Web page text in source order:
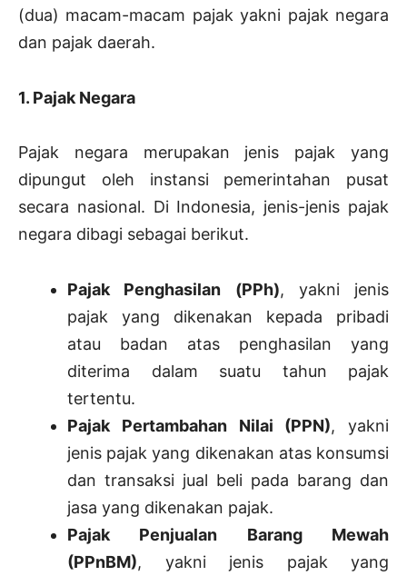
(dua) macam-macam pajak yakni pajak negara
dan pajak daerah.
1. Pajak Negara
Pajak negara merupakan jenis pajak yang
dipungut oleh instansi pemerintahan pusat
secara nasional. Di Indonesia, jenis-jenis pajak
negara dibagi sebagai berikut.
Pajak Penghasilan (PPh), yakni jenis
pajak yang dikenakan kepada pribadi
atau badan atas penghasilan yang
diterima dalam suatu tahun pajak
tertentu.
Pajak Pertambahan Nilai (PPN), yakni
jenis pajak yang dikenakan atas konsumsi
dan transaksi jual beli pada barang dan
jasa yang dikenakan pajak.
Pajak Penjualan Barang Mewah
(PPnBM), yakni jenis pajak yang